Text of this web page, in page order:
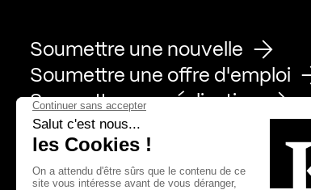
Soumettre une nouvelle
Soumettre une offre d'emploi
Soumettre une réalisation